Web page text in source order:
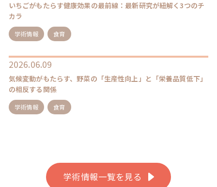
いちごがもたらす健康効果の最前線：最新研究が紐解く3つのチ
カラ
学術情報 食育
2026.06.09
気候変動がもたらす、野菜の「生産性向上」と「栄養品質低下」
の相反する関係
学術情報 食育
学術情報一覧を見る